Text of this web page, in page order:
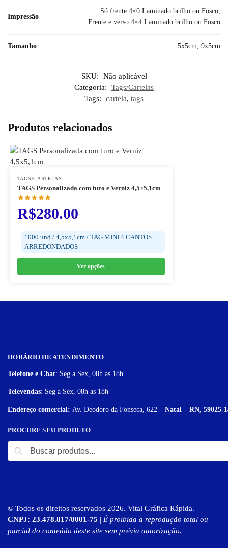
Impressão
Só frente 4×0 Laminado brilho ou Fosco,
Frente e verso 4×4 Laminado brilho ou Fosco
Tamanho 5x5cm, 9x5cm
SKU:
Não aplicável
Categoria:
Tags/Cartelas
Tags:
cartela, tags
Produtos relacionados
TAGS/CARTELAS
TAGS Personalizada com furo e Verniz 4,5×5,1cm
R$280.00
1000 und / 4,5x5,1cm / TAG MINI 4 CANTOS
ARREDONDADOS
Ver opções
HORÁRIO DE ATENDIMENTO
Telefone e Chat: Seg a Sex, 08h as 18h
Televendas: Seg a Sex, 08h as 18h
Endereço comercial: Av. Deodoro da Fonseca, 622 – Natal – RN, 59025-
PROCURE SEU PRODUTO
© Todos os direitos reservados 2026. Vital Gráfica Rápida.
CNPJ: 23.478.817/0001-75 | É proibida a reprodução total ou
parcial do conteúdo deste site sem prévia autorização.